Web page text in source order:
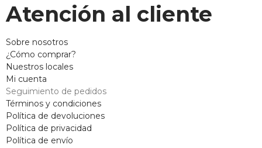
Atención al cliente
Sobre nosotros
¿Cómo comprar?
Nuestros locales
Mi cuenta
Seguimiento de pedidos
Términos y condiciones
Política de devoluciones
Política de privacidad
Política de envío